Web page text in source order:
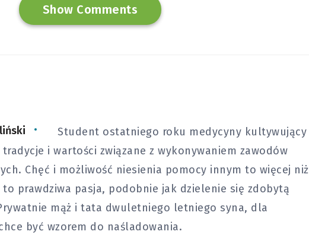
Show Comments
Student ostatniego roku medycyny kultywujący
i wartości związane z wykonywaniem zawodów
Chęć i możliwość niesienia pomocy innym to więcej niż
to prawdziwa pasja, podobnie jak dzielenie się zdobytą
mąż i tata dwuletniego letniego syna, dla
być wzorem do naśladowania.